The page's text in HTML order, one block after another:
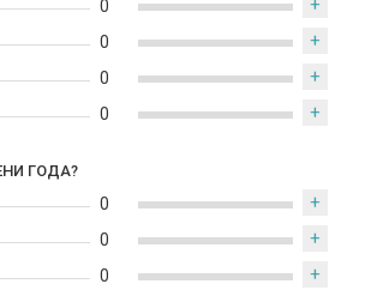
Это аромат о внутренней
и тех, кто рядом.
0 +
0 +
0 +
0 +
ГОДА?
0 +
0 +
0 +